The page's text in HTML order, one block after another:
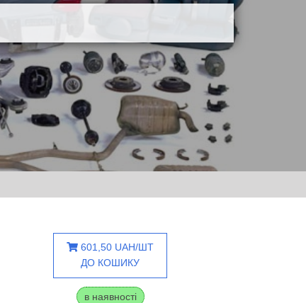
601,50 UAH/ШТ
ДО КОШИКУ
в наявності